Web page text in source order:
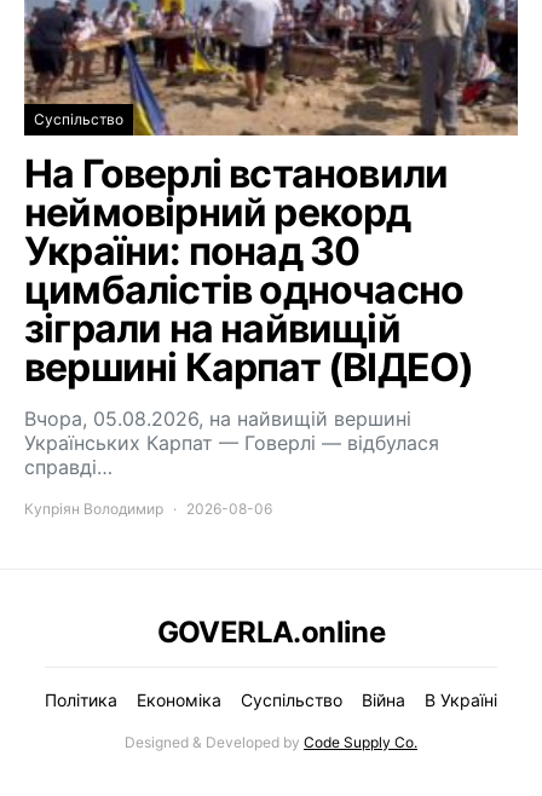
Суспільство
На Говерлі встановили
неймовірний рекорд
України: понад 30
цимбалістів одночасно
зіграли на найвищій
вершині Карпат (ВІДЕО)
Вчора, 05.08.2026, на найвищій вершині
Українських Карпат — Говерлі — відбулася
справді…
Купріян Володимир 2026-08-06
GOVERLA.online
Політика Економіка Суспільство Війна В Україні
Designed & Developed by Code Supply Co.